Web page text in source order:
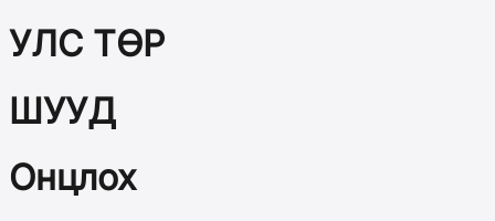
УЛС ТӨР
ШУУД
Онцлох